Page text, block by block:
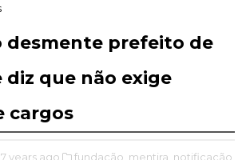
desmente prefeito de
diz que não exige
cargos
7 years ago fundação, mentira, notificação,